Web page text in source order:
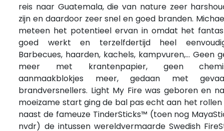
reis naar Guatemala, die van nature zeer
zijn en daardoor zeer snel en goed branden.
meteen het potentieel ervan in omdat het
goed werkt en terzelfdertijd heel
Barbecues, haarden, kachels, kampvuren,… Geen
meer met krantenpapier, geen
aanmaakblokjes meer, gedaan met
brandversnellers. Light My Fire was geboren en
moeizame start ging de bal pas echt aan het
naast de fameuze TinderSticks™ (toen nog
nvdr) de intussen wereldvermaarde Swedish